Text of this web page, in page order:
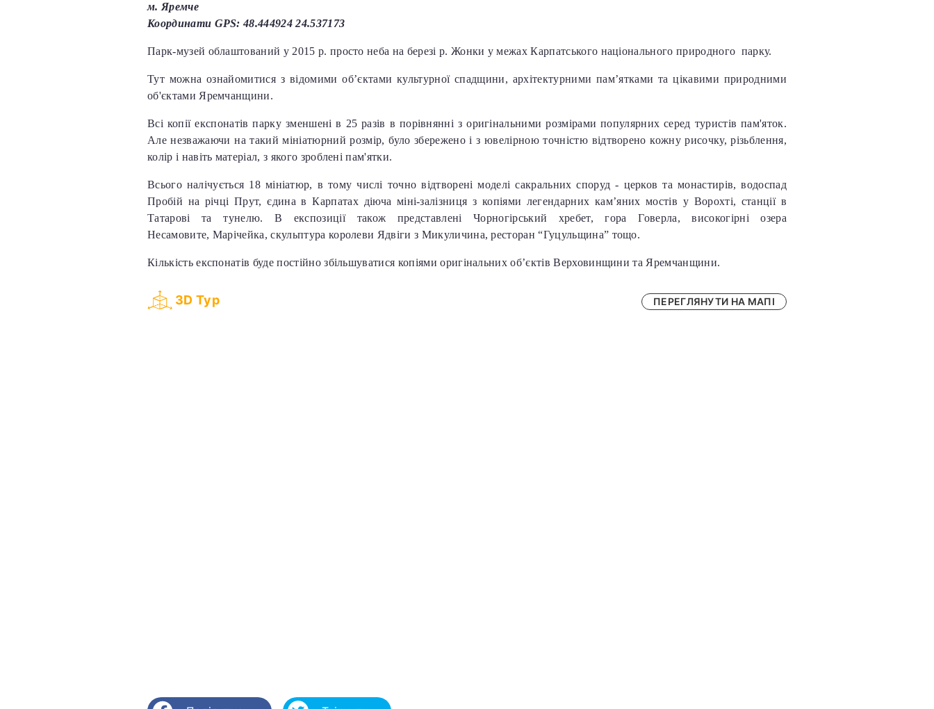
м. Яремче
Координати GPS: 48.444924 24.537173
Парк-музей облаштований у 2015 р. просто неба на березі р. Жонки у межах Карпатського національного природного парку.
Тут можна ознайомитися з відомими об’єктами культурної спадщини, архітектурними пам’ятками та цікавими природними
об'єктами Яремчанщини.
Всі копії експонатів парку зменшені в 25 разів в порівнянні з оригінальними розмірами популярних серед туристів пам'яток.
Але незважаючи на такий мініатюрний розмір, було збережено і з ювелірною точністю відтворено кожну рисочку, різьблення,
колір і навіть матеріал, з якого зроблені пам'ятки.
Всього налічується 18 мініатюр, в тому числі точно відтворені моделі сакральних споруд - церков та монастирів, водоспад
Пробій на річці Прут, єдина в Карпатах діюча міні-залізниця з копіями легендарних кам’яних мостів у Ворохті, станції в
Татарові та тунелю. В експозиції також представлені Чорногірський хребет, гора Говерла, високогірні озера
Несамовите, Марічейка, скульптура королеви Ядвіги з Микуличина, ресторан “Гуцульщина” тощо.
Кількість експонатів буде постійно збільшуватися копіями оригінальних об’єктів Верховинщини та Яремчанщини.
3D Тур ПЕРЕГЛЯНУТИ НА МАПІ